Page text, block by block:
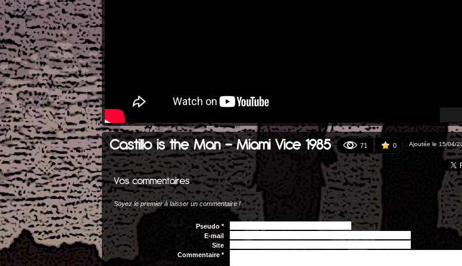
Castillo is the Man - Miami Vice 1985 71 0 Ajoutée le 15/04/
Soyez le premier à laisser un commentaire !
Pseudo *
E-mail
Site
Commentaire *